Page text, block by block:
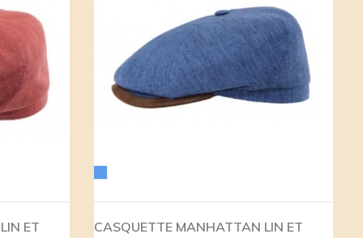
ET
CASQUETTE MANHATTAN LIN ET